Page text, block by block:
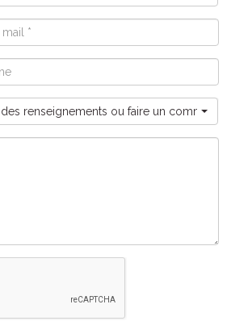
renseignements ou faire un